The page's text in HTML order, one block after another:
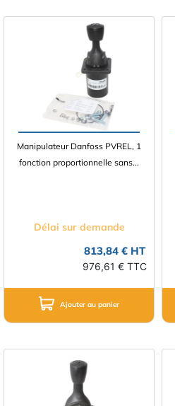
Manipulateur Danfoss PVREL, 1
fonction proportionnelle sans...
Délai sur demande
813,84 € HT
976,61 € TTC
Ajouter au panier